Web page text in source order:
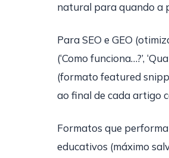
natural para quando a
Para SEO e GEO
(‘Como funciona…?’,
(formato featured
ao final de cada artigo
Formatos que
educativos (máximo